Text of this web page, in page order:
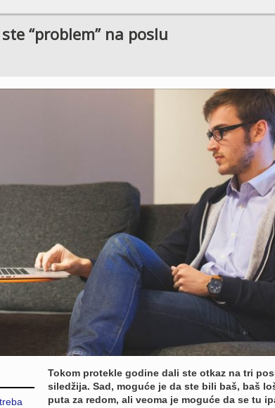
“problem” na poslu
Tokom protekle godine dali ste otkaz na tri
siledžija. Sad, moguće je da ste bili baš, baš
puta za redom, ali veoma je moguće da se tu